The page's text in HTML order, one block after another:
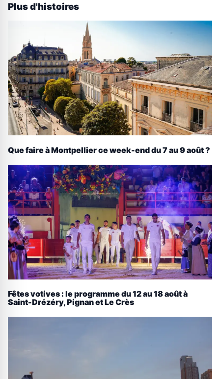
Plus d'histoires
Que faire à Montpellier ce week-end du 7 au 9 août ?
Fêtes votives : le programme du 12 au 18 août à
Saint-Drézéry, Pignan et Le Crès